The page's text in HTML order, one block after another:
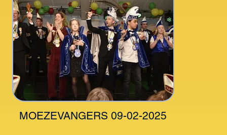
MOEZEVANGERS 09-02-2025